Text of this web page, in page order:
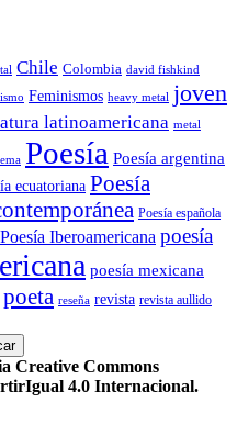
Chile Colombia david fishkind
Feminismos heavy metal joven
latinoamericana metal
Poesía Poesía argentina
ecuatoriana Poesía
Poesía española
Poesía Iberoamericana poesía
poesía mexicana
poeta reseña revista revista aullido
Creative Commons
4.0 Internacional.